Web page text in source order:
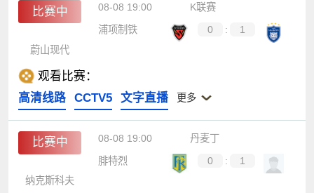
比赛中 08-08 19:00
K联赛
浦项制铁
0 :
1
蔚山现代
观看比赛：
高清线路
CCTV5 文字直播 更多
比赛中 08-08 19:00
丹麦丁
腓特烈
0 :
1
纳克斯科夫